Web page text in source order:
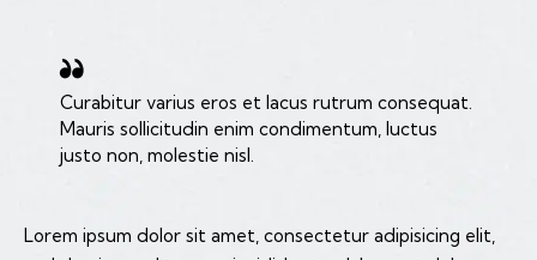
Curabitur varius eros et lacus rutrum consequat.
Mauris sollicitudin enim condimentum, luctus
justo non, molestie nisl.
Lorem ipsum dolor sit amet, consectetur adipisicing elit,